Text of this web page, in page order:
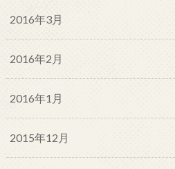
2016年3月
2016年2月
2016年1月
2015年12月